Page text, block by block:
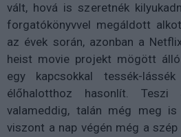
vált, hová is szeretnék
forgatókönyvvel megáldott
az évek során, azonban a
heist movie projekt mögött álló
egy kapcsokkal tessék-
élőhalotthoz hasonlít.
valameddig, talán még meg is
viszont a nap végén még a